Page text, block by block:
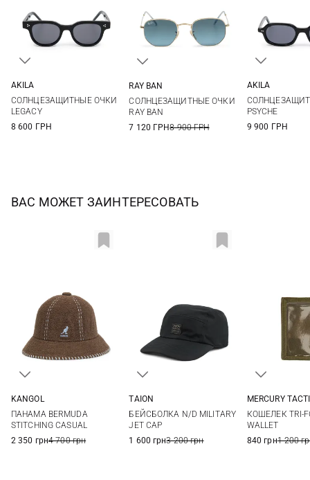
AKILA
СОЛНЦЕЗАЩИТНЫЕ ОЧКИ
LEGACY
8 600 ГРН
RAY BAN
СОЛНЦЕЗАЩИТНЫЕ ОЧКИ
RAY BAN
7 120 ГРН8 900 ГРН
AKILA
PSYCHE
9 900 ГРН
ВАС МОЖЕТ ЗАИНТЕРЕСОВАТЬ
KANGOL
ПАНАМА BERMUDA
STITCHING CASUAL
2 350 грн4 700 грн
TAION
БЕЙСБОЛКА N/D MILITARY
JET CAP
1 600 грн3 200 грн
MERCURY
КОШЕЛЕК TRI-
WALLET
840 грн1 200